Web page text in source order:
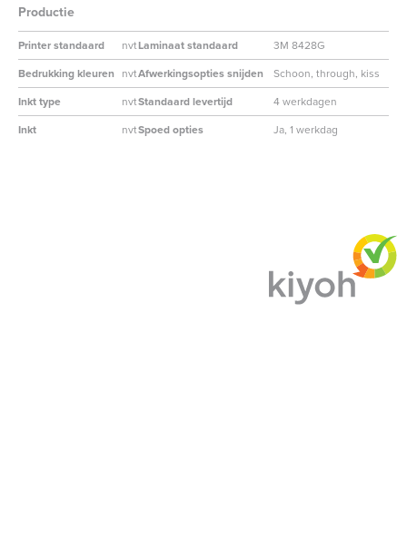
Productie
Printer standaard nvtLaminaat standaard
3M 8428G
Bedrukking kleuren nvtAfwerkingsopties snijden
Schoon, through, kiss
Inkt type
nvtStandaard levertijd
4 werkdagen
Inkt
nvtSpoed opties Ja, 1 werkdag